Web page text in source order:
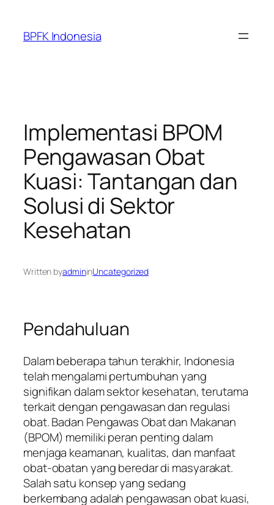
content
BPFK Indonesia
Implementasi BPOM
Pengawasan Obat
Kuasi: Tantangan dan
Solusi di Sektor
Kesehatan
Written byadmininUncategorized
Pendahuluan
Dalam beberapa tahun terakhir, Indonesia
telah mengalami pertumbuhan yang
signifikan dalam sektor kesehatan, terutama
terkait dengan pengawasan dan regulasi
obat. Badan Pengawas Obat dan Makanan
(BPOM) memiliki peran penting dalam
menjaga keamanan, kualitas, dan manfaat
obat-obatan yang beredar di masyarakat.
Salah satu konsep yang sedang
berkembang adalah pengawasan obat kuasi,